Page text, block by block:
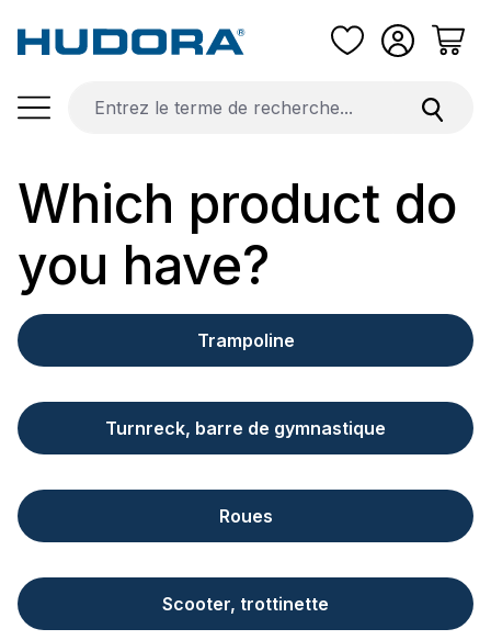
Passer au contenu principal
Which product do
you have?
Trampoline
Turnreck, barre de gymnastique
Roues
Scooter, trottinette